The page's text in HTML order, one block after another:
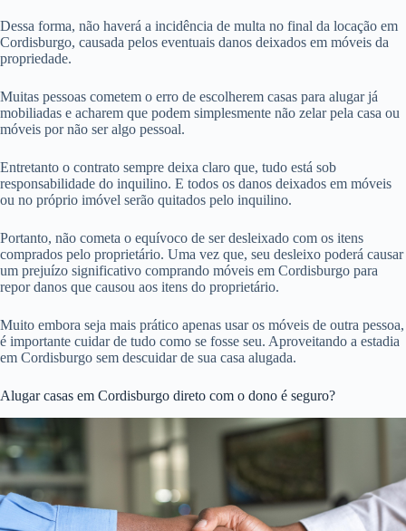
Dessa forma, não haverá a incidência de multa no final da locação em
Cordisburgo, causada pelos eventuais danos deixados em móveis da
propriedade.
Muitas pessoas cometem o erro de escolherem casas para alugar já
mobiliadas e acharem que podem simplesmente não zelar pela casa ou
móveis por não ser algo pessoal.
Entretanto o contrato sempre deixa claro que, tudo está sob
responsabilidade do inquilino. E todos os danos deixados em móveis
ou no próprio imóvel serão quitados pelo inquilino.
Portanto, não cometa o equívoco de ser desleixado com os itens
comprados pelo proprietário. Uma vez que, seu desleixo poderá causar
um prejuízo significativo comprando móveis em Cordisburgo para
repor danos que causou aos itens do proprietário.
Muito embora seja mais prático apenas usar os móveis de outra pessoa,
é importante cuidar de tudo como se fosse seu. Aproveitando a estadia
em Cordisburgo sem descuidar de sua casa alugada.
Alugar casas em Cordisburgo direto com o dono é seguro?